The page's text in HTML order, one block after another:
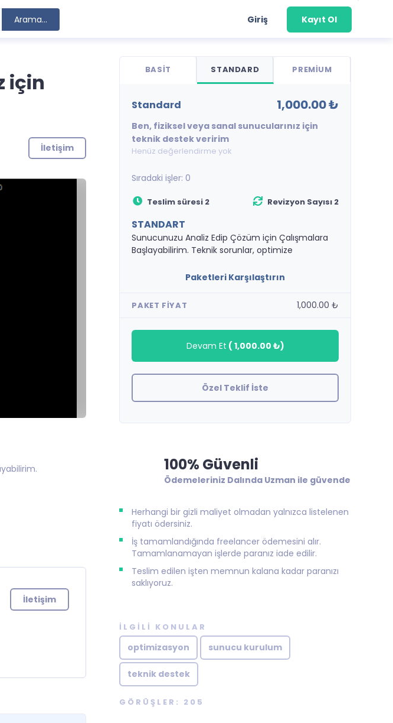
Arama... Giriş Kayıt Ol
için
İletişim
İletişim
BASIT STANDARD PREMIUM
standard 1,000.00 ₺
Ben, fiziksel veya sanal sunucularınız için
teknik destek veririm
Henüz değerlendirme yok
Sıradaki işler:0
Teslim süresi 2 Revizyon Sayısı 2
STANDART
Sunucunuzu Analiz Edip Çözüm için Çalışmalara
Başlayabilirim. Teknik sorunlar, optimize
Paketleri Karşılaştırın
PAKET FIYAT 1,000.00 ₺
Devam Et ( 1,000.00 ₺)
Özel Teklif İste
100% Güvenli
Ödemeleriniz Dalında Uzman ile güvende
Herhangi bir gizli maliyet olmadan yalnızca listelenen
fiyatı ödersiniz.
İş tamamlandığında freelancer ödemesini alır.
Tamamlanamayan işlerde paranız iade edilir.
Teslim edilen işten memnun kalana kadar paranızı
saklıyoruz.
İLGILI KONULAR
optimizasyon sunucu kurulum
teknik destek
GÖRÜŞLER: 205